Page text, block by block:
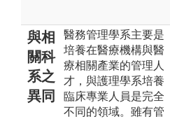
與相
關科
系之
異同
醫務管理學系主要是
培養在醫療機構與醫
療相關產業的管理人
才，與護理學系培養
臨床專業人員是完全
不同的領域。雖有管